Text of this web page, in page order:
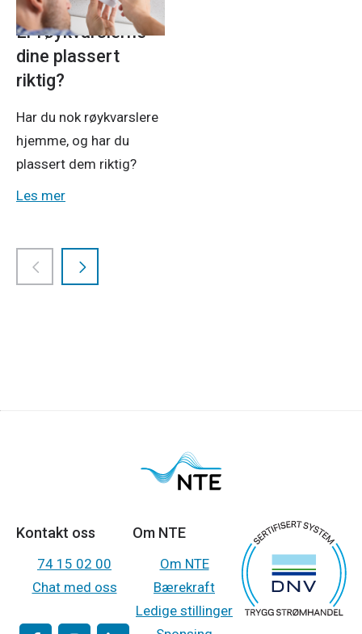
Er røykvarslerne
dine plassert
riktig?
Har du nok røykvarslere
hjemme, og har du
plassert dem riktig?
Les mer
Kontakt oss
74 15 02 00
Chat med oss
Om NTE
Om NTE
Bærekraft
Ledige stillinger